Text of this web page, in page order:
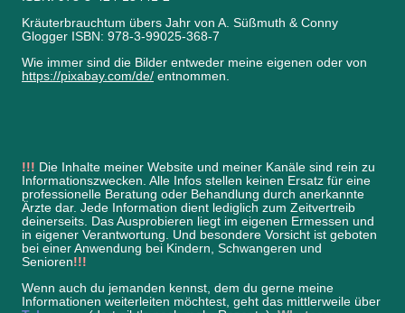
Kräuterbrauchtum übers Jahr von A. Süßmuth & Conny
Glogger ISBN: 978-3-99025-368-7
Wie immer sind die Bilder entweder meine eigenen oder von
https://pixabay.com/de/ entnommen.
!!! Die Inhalte meiner Website und meiner Kanäle sind rein zu
Informationszwecken. Alle Infos stellen keinen Ersatz für eine
professionelle Beratung oder Behandlung durch anerkannte
Ärzte dar. Jede Information dient lediglich zum Zeitvertreib
deinerseits. Das Ausprobieren liegt im eigenen Ermessen und
in eigener Verantwortung. Und besondere Vorsicht ist geboten
bei einer Anwendung bei Kindern, Schwangeren und
Senioren!!!
Wenn auch du jemanden kennst, dem du gerne meine
Informationen weiterleiten möchtest, geht das mittlerweile über